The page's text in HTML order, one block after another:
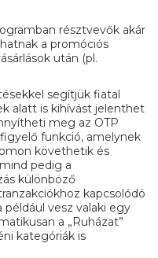
résztvevők akár
a promóciós
után (pl.
segítjük fiatal
alatt is kihívást jelenthet
meg az OTP
funkció, amelynek
követhetik és
pedig a
különböző
kapcsolódó
vesz valaki egy
a „Ruházat”
kategóriák is